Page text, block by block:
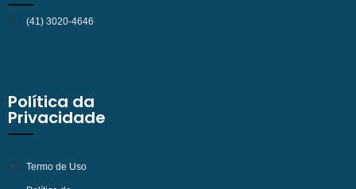
Política da
Privacidade
Termo de Uso
(41) 3020-4646